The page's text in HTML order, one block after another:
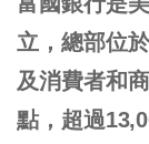
立，總部位
及消費者和
點，超過